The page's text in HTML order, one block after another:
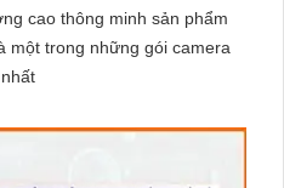
cao thông minh sản phẩm
một trong những gói camera